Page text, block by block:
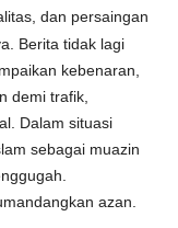
dan persaingan
Berita tidak lagi
kebenaran,
demi trafik,
Dalam situasi
sebagai muazin
azan.